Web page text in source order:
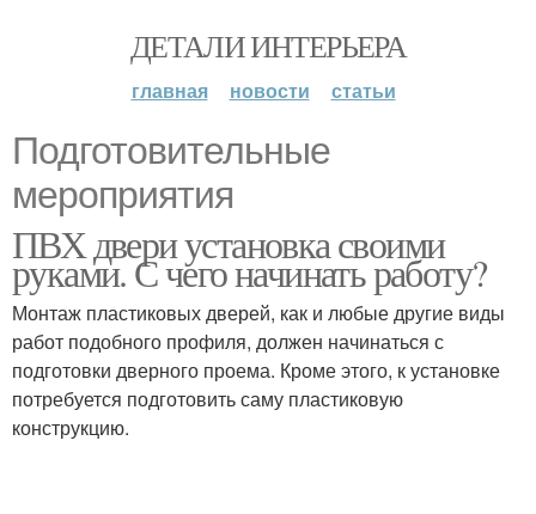
ДЕТАЛИ ИНТЕРЬЕРА
главная новости статьи
Подготовительные
мероприятия
ПВХ двери установка своими
руками. С чего начинать работу?
Монтаж пластиковых дверей, как и любые другие виды
работ подобного профиля, должен начинаться с
подготовки дверного проема. Кроме этого, к установке
потребуется подготовить саму пластиковую
конструкцию.